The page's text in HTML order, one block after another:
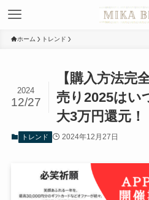
ホーム トレンド
【購入方法完
売り2025はい
大3万円還元！
2024
12/27
トレンド 2024年12月27日